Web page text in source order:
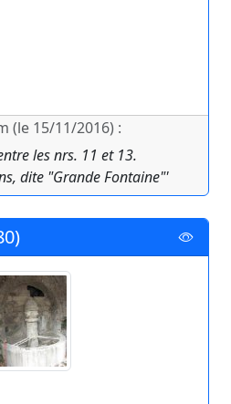
(le 15/11/2016) :
les nrs. 11 et 13.
dite "Grande Fontaine"'